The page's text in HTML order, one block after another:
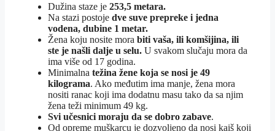
Dužina staze je 253,5 metara.
Na stazi postoje dve suve prepreke i jedna
vodena, dubine 1 metar.
Žena koju nosite mora biti vaša, ili komšijina, ili
ste je našli dalje u selu. U svakom slučaju mora da
ima više od 17 godina.
Minimalna težina žene koja se nosi je 49
kilograma. Ako međutim ima manje, žena mora
nositi ranac koji ima dodatnu masu tako da sa njim
žena teži minimum 49 kg.
Svi učesnici moraju da se dobro zabave.
Od opreme muškarcu je dozvoljeno da nosi kaiš koji